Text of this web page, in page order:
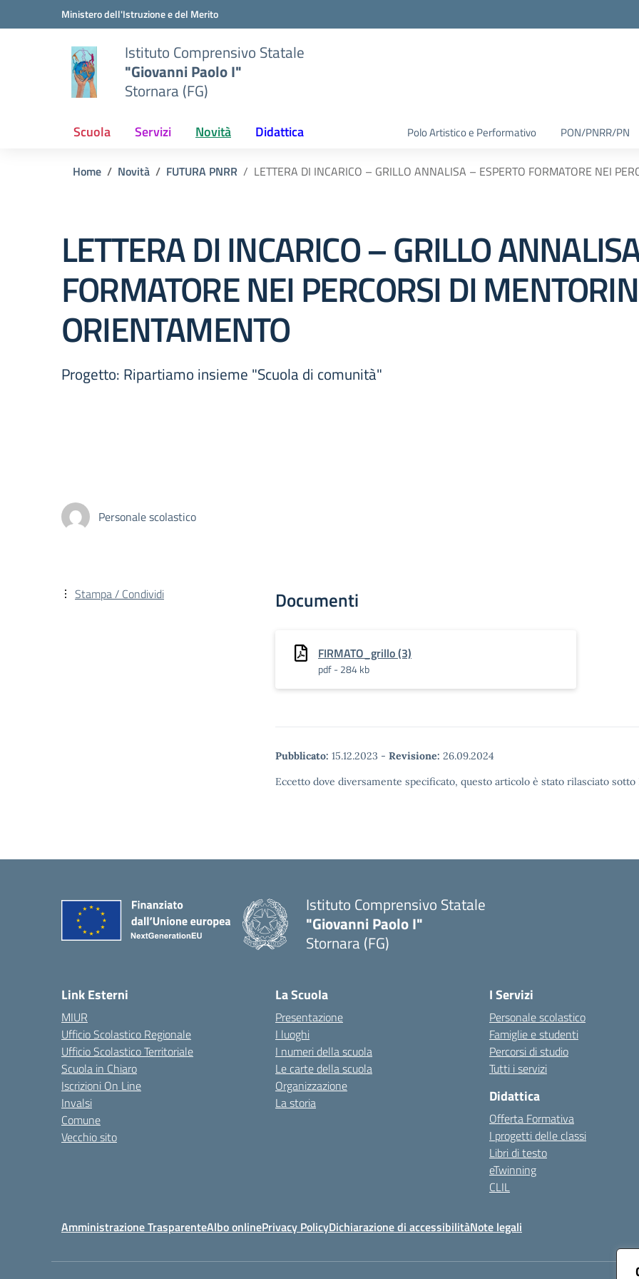
Vai ai contenuti
Vai al menu di navigazioneMinistero dell'Istruzione e del Merito
Istituto Comprensivo Statale
"Giovanni Paolo I"
Stornara (FG)
Scuola Servizi Novità Didattica Polo Artistico e Performativo PON/PNRR/PN
Home Novità FUTURA PNRR LETTERA DI INCARICO – GRILLO ANNALISA – ESPERTO FORMATORE NEI
LETTERA DI INCARICO – GRILLO
FORMATORE NEI PERCORSI DI
ORIENTAMENTO
Progetto: Ripartiamo insieme "Scuola di comunità"
Personale scolastico
Documenti
FIRMATO_grillo (3)
pdf - 284 kb
Pubblicato: 15.12.2023 - Revisione: 26.09.2024
Eccetto dove diversamente specificato, questo articolo è stato rilasciato
Stampa / Condividi
Istituto Comprensivo Statale
"Giovanni Paolo I"
Stornara (FG)
Link Esterni
MIUR
Ufficio Scolastico Regionale
Ufficio Scolastico Territoriale
Scuola in Chiaro
Iscrizioni On Line
Invalsi
Comune
Vecchio sito
La Scuola
Presentazione
I luoghi
I numeri della scuola
Le carte della scuola
Organizzazione
La storia
I Servizi
Personale scolastico
Famiglie e studenti
Percorsi di studio
Tutti i servizi
Didattica
Offerta Formativa
I progetti delle classi
Libri di testo
eTwinning
CLIL
Amministrazione TrasparenteAlbo onlinePrivacy PolicyDichiarazione di accessibilitàNote legali